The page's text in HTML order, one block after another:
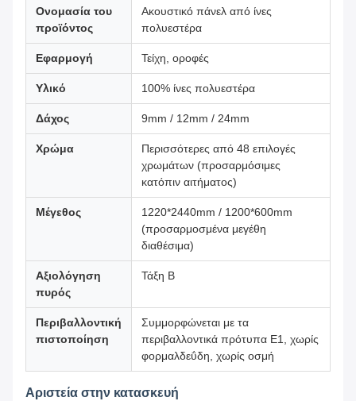
Ονομασία του
προϊόντος
Ακουστικό πάνελ από ίνες
πολυεστέρα
Εφαρμογή Τείχη, οροφές
Υλικό 100% ίνες πολυεστέρα
Δάχος 9mm / 12mm / 24mm
Χρώμα
Περισσότερες από 48 επιλογές
χρωμάτων (προσαρμόσιμες
κατόπιν αιτήματος)
Μέγεθος
1220*2440mm / 1200*600mm
(προσαρμοσμένα μεγέθη
διαθέσιμα)
Αξιολόγηση
πυρός
Τάξη Β
Περιβαλλοντική
πιστοποίηση
Συμμορφώνεται με τα
περιβαλλοντικά πρότυπα E1, χωρίς
φορμαλδεΰδη, χωρίς οσμή
Αριστεία στην κατασκευή